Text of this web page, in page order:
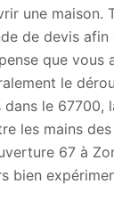
une maison.
de devis
que vous
le
le 67700,
les mains
67 à
bien